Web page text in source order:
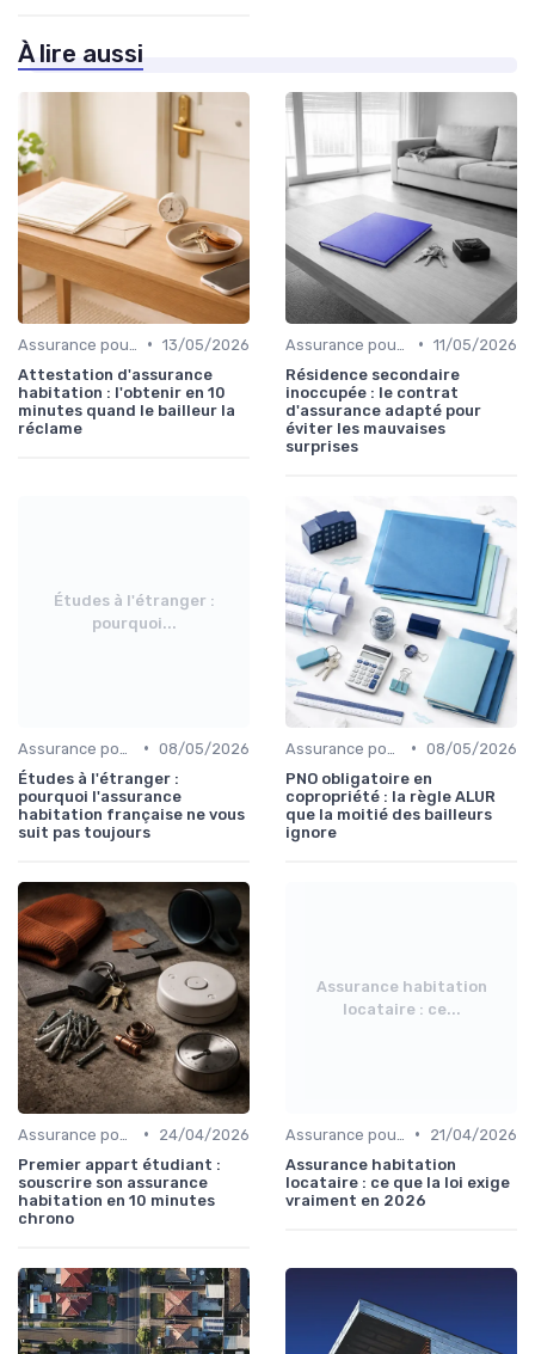
À lire aussi
• 13/05/2026
Attestation d'assurance
habitation : l'obtenir en 10
minutes quand le bailleur la
réclame
• 11/05/2026
Résidence secondaire
inoccupée : le contrat
d'assurance adapté pour
éviter les mauvaises
surprises
Études à l'étranger :
pourquoi...
• 08/05/2026
Études à l'étranger :
pourquoi l'assurance
habitation française ne vous
suit pas toujours
• 08/05/2026
PNO obligatoire en
copropriété : la règle ALUR
que la moitié des bailleurs
ignore
•
24/04/2026
Premier appart étudiant :
souscrire son assurance
habitation en 10 minutes
chrono
Assurance habitation
locataire : ce...
•
21/04/2026
Assurance habitation
locataire : ce que la loi exige
vraiment en 2026